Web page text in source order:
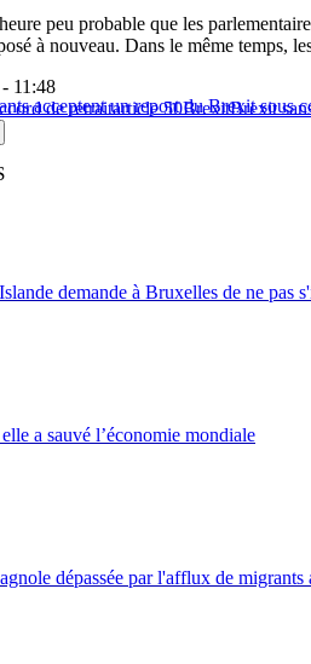
peu probable que les
à nouveau. Dans le même temps,
acceptent un report du Brexit sous
11:48
de retraitarticle 50BrexitBrexit
demande à Bruxelles de ne pas
a sauvé l’économie mondiale
dépassée par l'afflux de